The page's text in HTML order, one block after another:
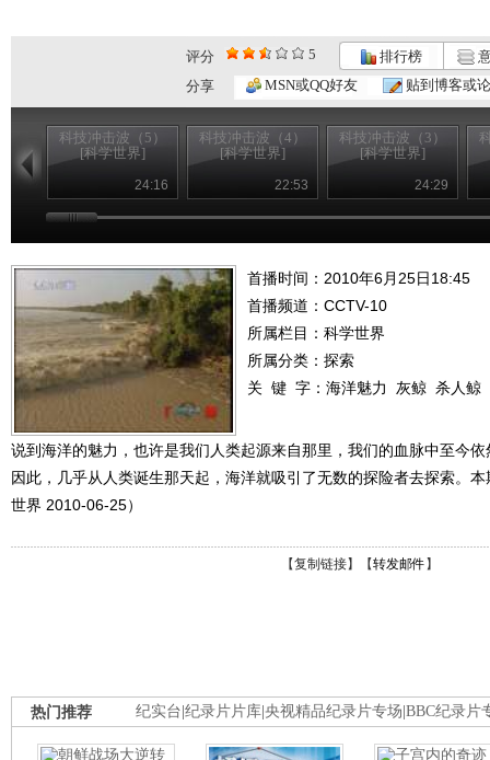
评分 5 排行榜
分享
MSN或QQ好友 贴到博客或
科技冲击波（5）
[科学世界]
24:16
科技冲击波（4）
[科学世界]
22:53
科技冲击波（3）
[科学世界]
24:29
首播时间：2010年6月25日18:45
首播频道： CCTV-10
所属栏目： 科学世界
所属分类：探索
关 键 字： 海洋魅力 灰鲸 杀人鲸
说到海洋的魅力，也许是我们人类起源来自那里，我们的血脉中至今
因此，几乎从人类诞生那天起，海洋就吸引了无数的探险者去探索。
世界 2010-06-25）
【复制链接】【转发邮件 】
纪实台 纪录片片库 央视精品纪录片专场 BBC纪录片
热门推荐